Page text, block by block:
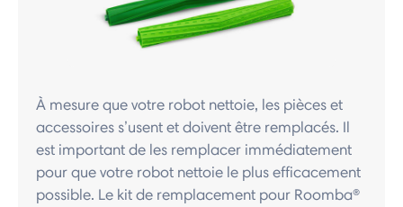
À mesure que votre robot nettoie, les pièces et
accessoires s’usent et doivent être remplacés. Il
est important de les remplacer immédiatement
pour que votre robot nettoie le plus efficacement
possible. Le kit de remplacement pour Roomba®